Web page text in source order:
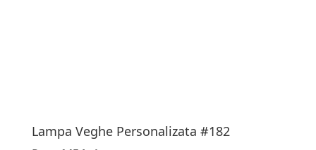
Lampa Veghe Personalizata #182